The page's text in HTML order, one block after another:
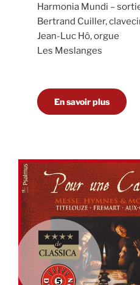
Harmonia Mundi –
Bertrand Cuiller,
Jean-Luc Hô, orgue
Les Meslanges
En savoir plus